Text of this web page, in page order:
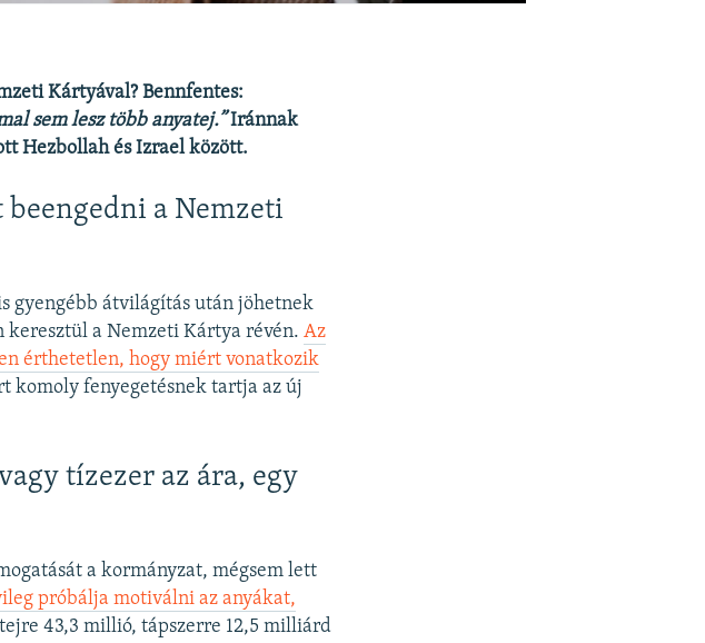
Kártyával? Bennfentes:
sem lesz több anyatej.”Iránnak
Hezbollah és Izrael között.
a Nemzeti
gyengébb átvilágítás után jöhetnek
keresztül a Nemzeti Kártya révén.Az
érthetetlen, hogy miért vonatkozik
komoly fenyegetésnek tartja az új
tízezer az ára, egy
a kormányzat, mégsem lett
próbálja motiválni az anyákat,
43,3 millió, tápszerre 12,5 milliárd